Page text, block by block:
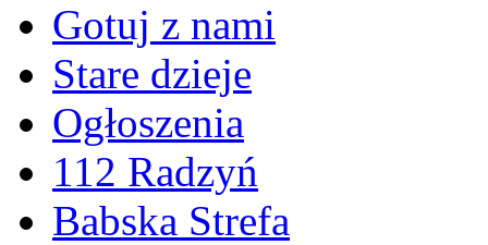
Gotuj z nami
Stare dzieje
Ogłoszenia
112 Radzyń
Babska Strefa